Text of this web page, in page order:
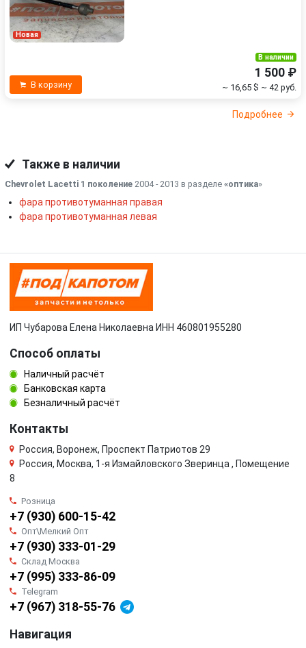
Новая
В корзину
В наличии
1 500 ₽
~ 16,65 $ ~ 42 руб.
Подробнее
Также в наличии
Chevrolet Lacetti 1 поколение 2004 - 2013 в разделе «оптика»
фара противотуманная правая
фара противотуманная левая
ИП Чубарова Елена Николаевна ИНН 460801955280
Способ оплаты
Наличный расчёт
Банковская карта
Безналичный расчёт
Контакты
Россия, Воронеж, Проспект Патриотов 29
Россия, Москва, 1-я Измайловского Зверинца , Помещение
8
Розница
+7 (930) 600-15-42
Опт\Мелкий Опт
+7 (930) 333-01-29
Склад Москва
+7 (995) 333-86-09
Telegram
+7 (967) 318-55-76
Навигация